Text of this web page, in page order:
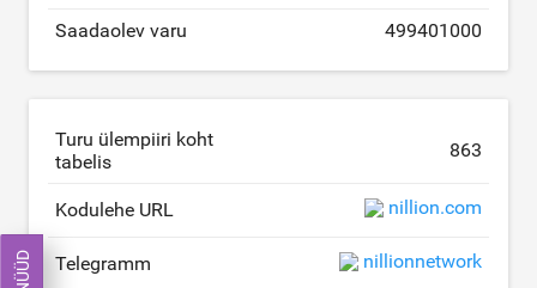
Saadaolev varu 499401000
Turu ülempiiri koht
tabelis
863
Kodulehe URL nillion.com
Telegramm nillionnetwork